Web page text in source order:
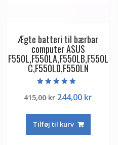
Ægte batteri til bærbar
computer ASUS
F550L,F550LA,F550LB,F550L
C,F550LD,F550LN
5.00
ud af 5
415,00kr Den
pris
var:
244,00 krDen
Tilføj til kurv